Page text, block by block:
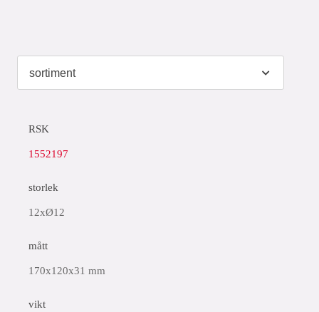
RSK
1552197
storlek
12xØ12
mått
170x120x31 mm
vikt